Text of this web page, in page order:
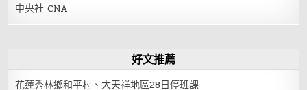
中央社 CNA
好文推薦
花蓮秀林鄉和平村、大天祥地區28日停班課